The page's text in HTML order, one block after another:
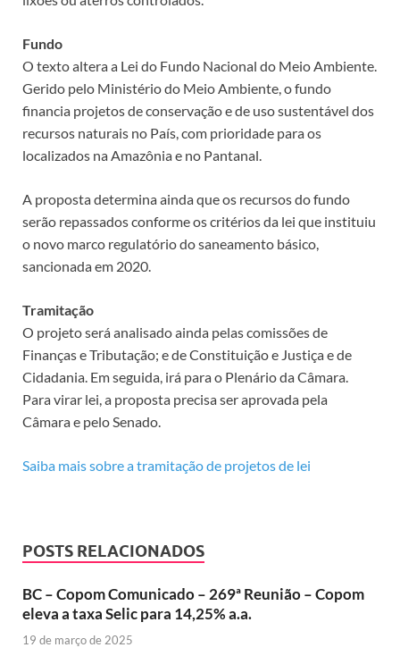
Fundo
O texto altera a Lei do Fundo Nacional do Meio Ambiente.
Gerido pelo Ministério do Meio Ambiente, o fundo
financia projetos de conservação e de uso sustentável dos
recursos naturais no País, com prioridade para os
localizados na Amazônia e no Pantanal.
A proposta determina ainda que os recursos do fundo
serão repassados conforme os critérios da lei que instituiu
o novo marco regulatório do saneamento básico,
sancionada em 2020.
Tramitação
O projeto será analisado ainda pelas comissões de
Finanças e Tributação; e de Constituição e Justiça e de
Cidadania. Em seguida, irá para o Plenário da Câmara.
Para virar lei, a proposta precisa ser aprovada pela
Câmara e pelo Senado.
Saiba mais sobre a tramitação de projetos de lei
POSTS RELACIONADOS
BC – Copom Comunicado – 269ª Reunião – Copom
eleva a taxa Selic para 14,25% a.a.
19 de março de 2025